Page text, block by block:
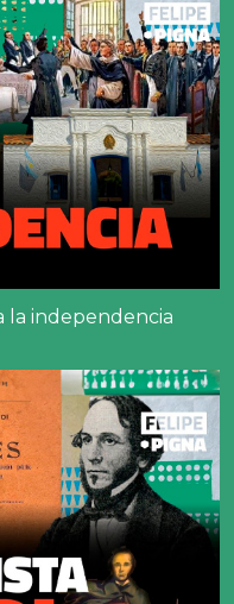
la independencia